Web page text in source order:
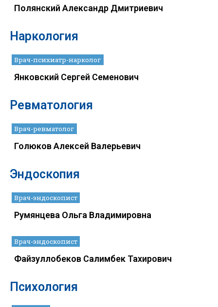
Полянский Александр Дмитриевич
Наркология
Врач-психиатр-нарколог
Янковский Сергей Семенович
Ревматология
Врач-ревматолог
Голюков Алексей Валерьевич
Эндоскопия
Врач-эндоскопист
Румянцева Ольга Владимировна
Врач-эндоскопист
Файзуллобеков Салимбек Тахирович
Психология